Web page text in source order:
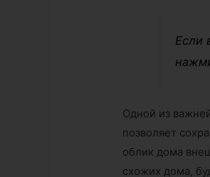
Если
Одной из
позволяет
облик дома
схожих дома,